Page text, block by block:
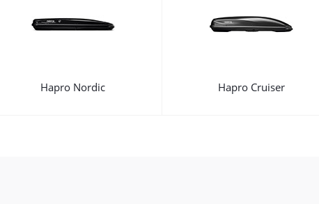
Hapro Nordic Hapro Cruiser